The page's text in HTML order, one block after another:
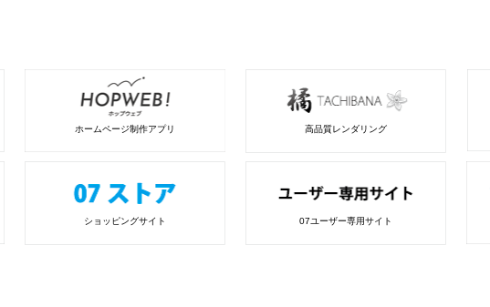
ホームページ制作アプリ 高品質レンダリング
ショッピングサイト 07ユーザー専用サイト